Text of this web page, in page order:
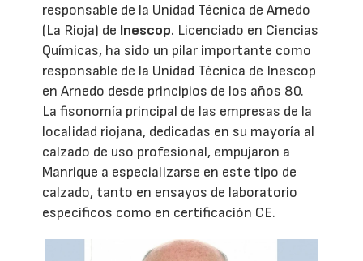
responsable de la Unidad Técnica de Arnedo
(La Rioja) de Inescop. Licenciado en Ciencias
Químicas, ha sido un pilar importante como
responsable de la Unidad Técnica de Inescop
en Arnedo desde principios de los años 80.
La fisonomía principal de las empresas de la
localidad riojana, dedicadas en su mayoría al
calzado de uso profesional, empujaron a
Manrique a especializarse en este tipo de
calzado, tanto en ensayos de laboratorio
específicos como en certificación CE.